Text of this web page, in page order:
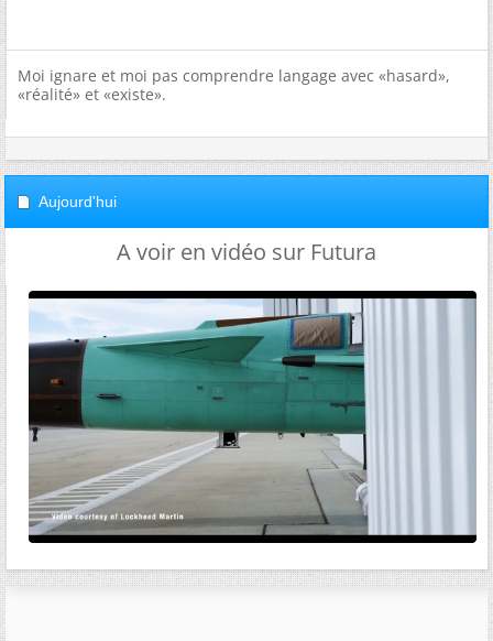
Moi ignare et moi pas comprendre langage avec «hasard»,
«réalité» et «existe».
Aujourd'hui
A voir en vidéo sur Futura